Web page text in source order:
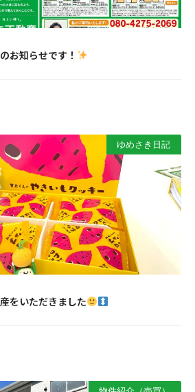
お知らせです！
ゆめさき日記
をいただきました